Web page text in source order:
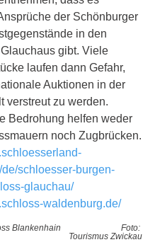
der Schönburger
in den
gibt. Viele
laufen dann Gefahr,
Auktionen in der
verstreut zu werden.
Bedrohung helfen weder
noch Zugbrücken.
schloesser-burgen-
glauchau/
waldenburg.de/
Blankenhain
Foto:
Tourismus Zwickau